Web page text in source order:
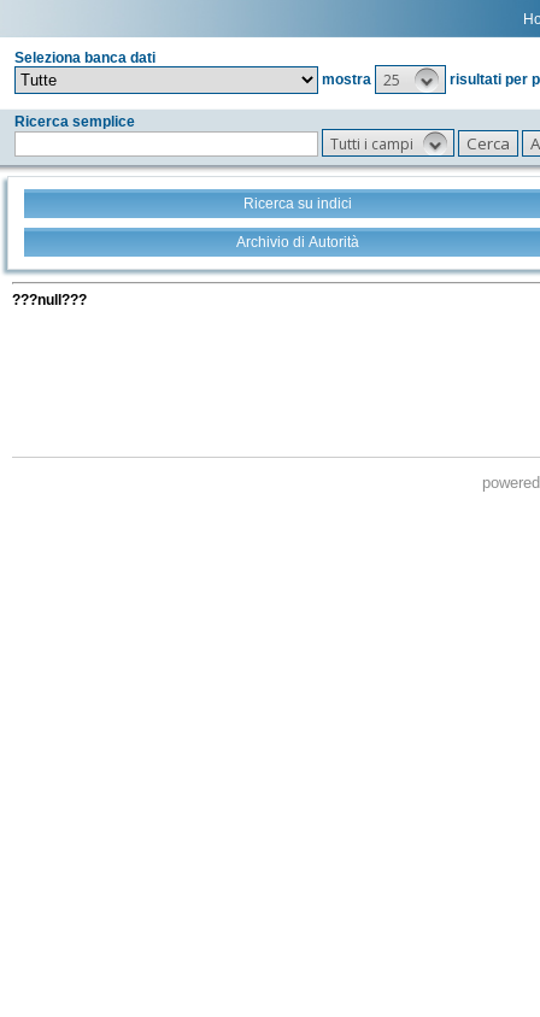
Seleziona banca dati
mostra
25 risultati per
Ricerca semplice
Tutti i campi
Ricerca su indici
Archivio di Autorità
???null???